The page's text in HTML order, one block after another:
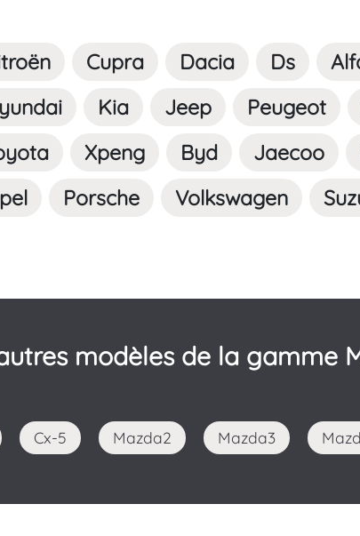
Cupra Dacia Ds
Kia Jeep Peugeot
Xpeng Byd Jaecoo
Porsche Volkswagen
modèles de la gamme
Cx-5 Mazda2 Mazda3